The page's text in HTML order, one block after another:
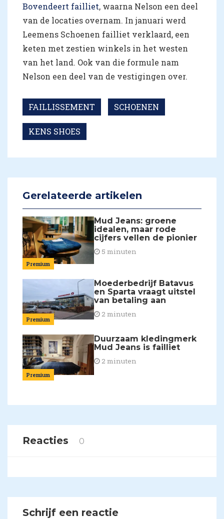
Bovendeert failliet, waarna Nelson een deel
van de locaties overnam. In januari werd
Leemens Schoenen failliet verklaard, een
keten met zestien winkels in het westen
van het land. Ook van die formule nam
Nelson een deel van de vestigingen over.
FAILLISSEMENT SCHOENEN
KENS SHOES
Gerelateerde artikelen
Premium
Mud Jeans: groene
idealen, maar rode
cijfers vellen de pionier
5 minuten
Premium
Moederbedrijf Batavus
en Sparta vraagt uitstel
van betaling aan
2 minuten
Premium
Duurzaam kledingmerk
Mud Jeans is failliet
2 minuten
Reacties 0
Schrijf een reactie